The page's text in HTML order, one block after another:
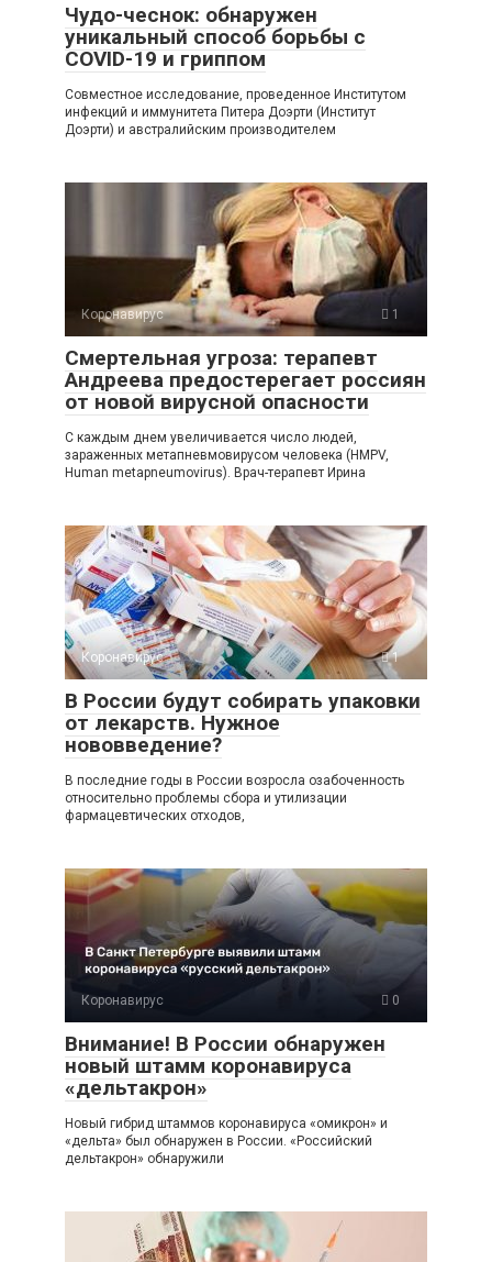
Чудо-чеснок: обнаружен
уникальный способ борьбы с
COVID-19 и гриппом
Совместное исследование, проведенное Институтом
инфекций и иммунитета Питера Доэрти (Институт
Доэрти) и австралийским производителем
Коронавирус 1
Смертельная угроза: терапевт
Андреева предостерегает россиян
от новой вирусной опасности
С каждым днем увеличивается число людей,
зараженных метапневмовирусом человека (HMPV,
Human metapneumovirus). Врач-терапевт Ирина
Коронавирус 1
В России будут собирать упаковки
от лекарств. Нужное
нововведение?
В последние годы в России возросла озабоченность
относительно проблемы сбора и утилизации
фармацевтических отходов,
Коронавирус 0
Внимание! В России обнаружен
новый штамм коронавируса
«дельтакрон»
Новый гибрид штаммов коронавируса «омикрон» и
«дельта» был обнаружен в России. «Российский
дельтакрон» обнаружили